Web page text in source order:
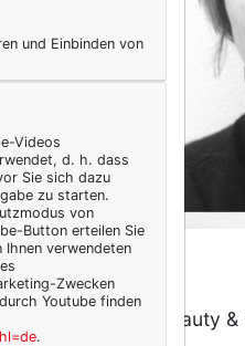
Beauty
und Einbinden von
Videos
d. h. dass
Sie sich dazu
zu starten.
von
Button erteilen Sie
Ihnen verwendeten
Zwecken
Youtube finden
.